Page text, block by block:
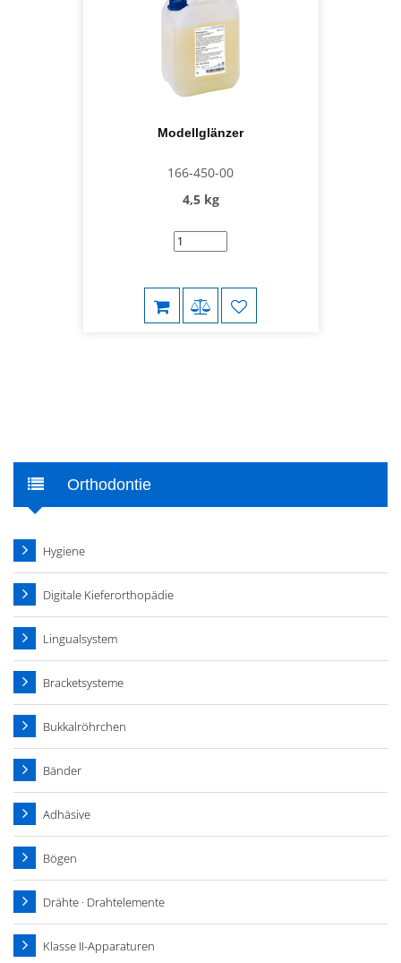
Modellglänzer
166-450-00
4,5 kg
Orthodontie
Hygiene
Digitale Kieferorthopädie
Lingualsystem
Bracketsysteme
Bukkalröhrchen
Bänder
Adhäsive
Bögen
Drähte · Drahtelemente
Klasse II-Apparaturen